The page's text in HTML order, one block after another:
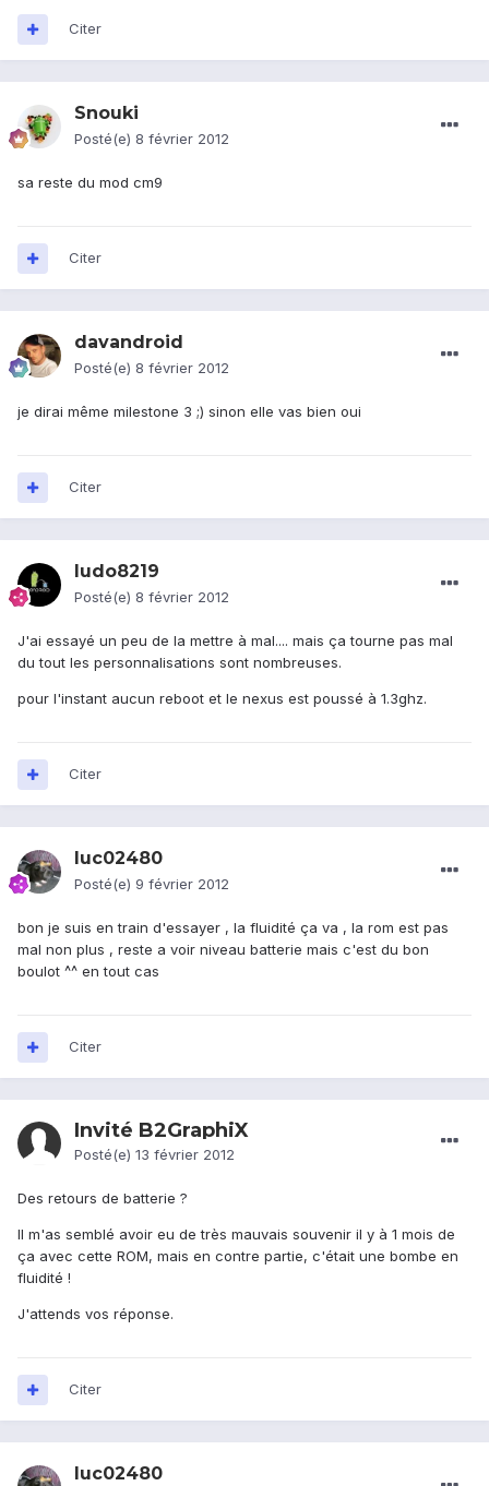
Citer
Snouki
Posté(e) 8 février 2012
sa reste du mod cm9
Citer
davandroid
Posté(e) 8 février 2012
je dirai même milestone 3 ;) sinon elle vas bien oui
Citer
ludo8219
Posté(e) 8 février 2012
J'ai essayé un peu de la mettre à mal.... mais ça tourne pas mal
du tout les personnalisations sont nombreuses.
pour l'instant aucun reboot et le nexus est poussé à 1.3ghz.
Citer
luc02480
Posté(e) 9 février 2012
bon je suis en train d'essayer , la fluidité ça va , la rom est pas
mal non plus , reste a voir niveau batterie mais c'est du bon
boulot ^^ en tout cas
Citer
Invité B2GraphiX
Posté(e) 13 février 2012
Des retours de batterie ?
Il m'as semblé avoir eu de très mauvais souvenir il y à 1 mois de
ça avec cette ROM, mais en contre partie, c'était une bombe en
fluidité !
J'attends vos réponse.
Citer
luc02480